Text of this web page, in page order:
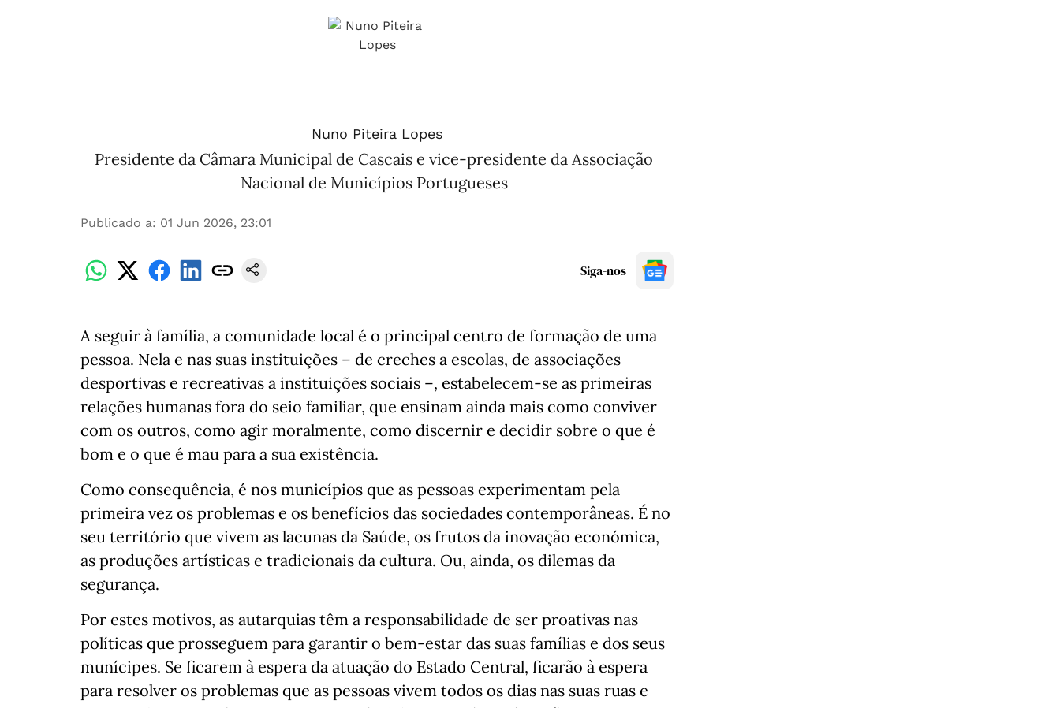
Nuno Piteira Lopes
Presidente da Câmara Municipal de Cascais e vice-presidente da Associação
Nacional de Municípios Portugueses
Publicado a: 01 Jun 2026, 23:01
Siga-nos
A seguir à família, a comunidade local é o principal centro de formação de uma
pessoa. Nela e nas suas instituições – de creches a escolas, de associações
desportivas e recreativas a instituições sociais –, estabelecem-se as primeiras
relações humanas fora do seio familiar, que ensinam ainda mais como conviver
com os outros, como agir moralmente, como discernir e decidir sobre o que é
bom e o que é mau para a sua existência.
Como consequência, é nos municípios que as pessoas experimentam pela
primeira vez os problemas e os benefícios das sociedades contemporâneas. É no
seu território que vivem as lacunas da Saúde, os frutos da inovação económica,
as produções artísticas e tradicionais da cultura. Ou, ainda, os dilemas da
segurança.
Por estes motivos, as autarquias têm a responsabilidade de ser proativas nas
políticas que prosseguem para garantir o bem-estar das suas famílias e dos seus
munícipes. Se ficarem à espera da atuação do Estado Central, ficarão à espera
para resolver os problemas que as pessoas vivem todos os dias nas suas ruas e